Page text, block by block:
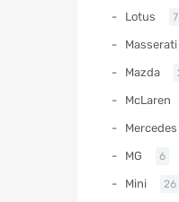
Lotus 7
Masserati
Mazda
McLaren
MG 6
Mini 26